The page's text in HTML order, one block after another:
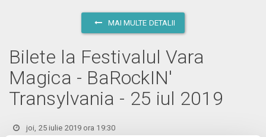
MAI MULTE DETALII
Bilete la Festivalul Vara
Magica - BaRockIN'
Transylvania - 25 iul 2019
joi, 25 iulie 2019 ora 19:30